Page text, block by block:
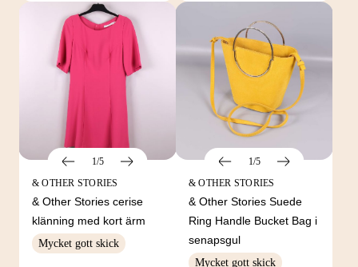
1/5
& OTHER STORIES
& Other Stories cerise
klänning med kort ärm
Mycket gott skick
1/5
& OTHER STORIES
& Other Stories Suede
Ring Handle Bucket Bag i
senapsgul
Mycket gott skick